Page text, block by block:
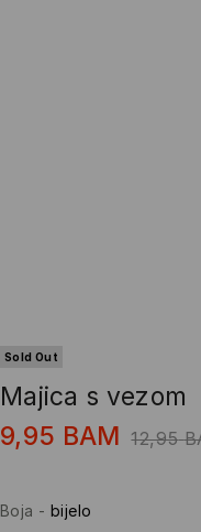
Sold Out
Majica s vezom
9,95 BAM 12,95
Boja - bijelo